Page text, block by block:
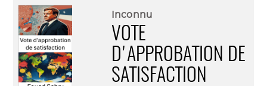
Inconnu
VOTE
D'APPROBATION DE
SATISFACTION